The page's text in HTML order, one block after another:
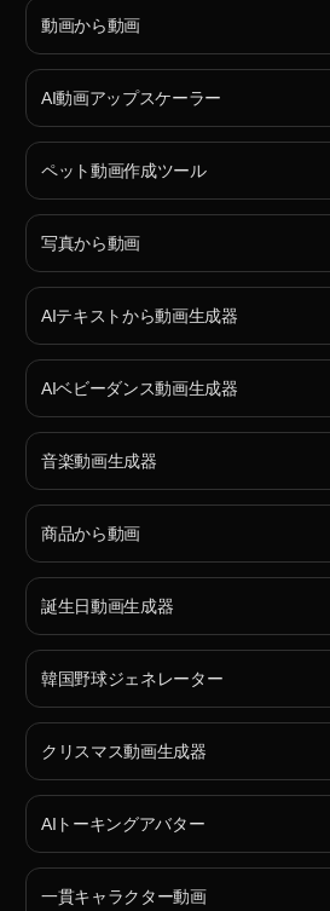
動画から動画
AI動画アップスケーラー
ペット動画作成ツール
写真から動画
AIテキストから動画生成器
AIベビーダンス動画生成器
音楽動画生成器
商品から動画
誕生日動画生成器
韓国野球ジェネレーター
クリスマス動画生成器
AIトーキングアバター
一貫キャラクター動画